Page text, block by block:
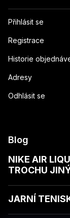
Přihlásit se
Registrace
Historie
Adresy
Odhlásit se
Blog
NIKE AIR
TROCHU
JARNÍ